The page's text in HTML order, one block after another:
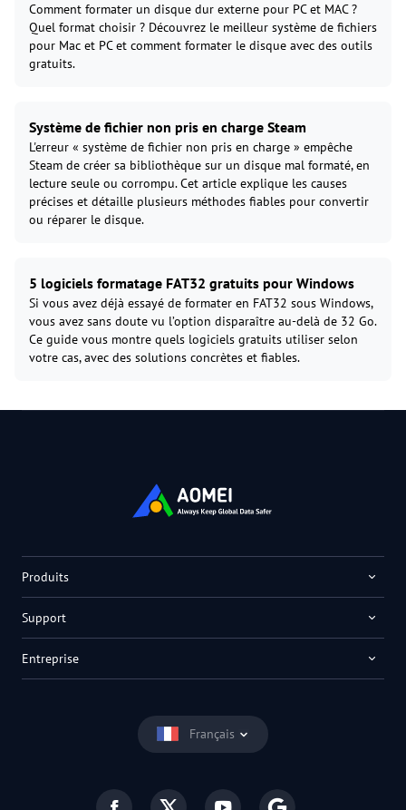
Comment formater un disque dur externe pour PC et MAC ?
Quel format choisir ? Découvrez le meilleur système de fichiers
pour Mac et PC et comment formater le disque avec des outils
gratuits.
Système de fichier non pris en charge Steam
L'erreur « système de fichier non pris en charge » empêche
Steam de créer sa bibliothèque sur un disque mal formaté, en
lecture seule ou corrompu. Cet article explique les causes
précises et détaille plusieurs méthodes fiables pour convertir
ou réparer le disque.
5 logiciels formatage FAT32 gratuits pour Windows
Si vous avez déjà essayé de formater en FAT32 sous Windows,
vous avez sans doute vu l’option disparaître au-delà de 32 Go.
Ce guide vous montre quels logiciels gratuits utiliser selon
votre cas, avec des solutions concrètes et fiables.
Français
Produits
Support
Entreprise